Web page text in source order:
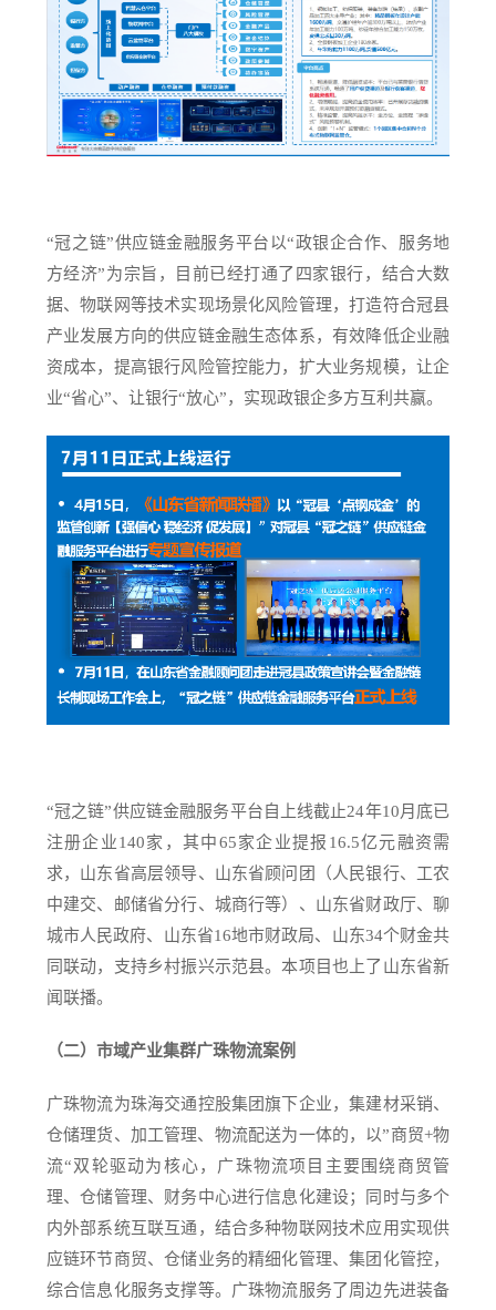
“冠之链”供应链金融服务平台以“政银企合作、服务地
方经济”为宗旨，目前已经打通了四家银行，结合大数
据、物联网等技术实现场景化风险管理，打造符合冠县
产业发展方向的供应链金融生态体系，有效降低企业融
资成本，提高银行风险管控能力，扩大业务规模，让企
业“省心”、让银行“放心”，实现政银企多方互利共赢。
“冠之链”供应链金融服务平台自上线截止24年10月底已
注册企业140家，其中65家企业提报16.5亿元融资需
求，山东省高层领导、山东省顾问团（人民银行、工农
中建交、邮储省分行、城商行等）、山东省财政厅、聊
城市人民政府、山东省16地市财政局、山东34个财金共
同联动，支持乡村振兴示范县。本项目也上了山东省新
闻联播。
（二）市域产业集群广珠物流案例
广珠物流为珠海交通控股集团旗下企业，集建材采销、
仓储理货、加工管理、物流配送为一体的，以”商贸+物
流“双轮驱动为核心，广珠物流项目主要围绕商贸管
理、仓储管理、财务中心进行信息化建设；同时与多个
内外部系统互联互通，结合多种物联网技术应用实现供
应链环节商贸、仓储业务的精细化管理、集团化管控，
综合信息化服务支撑等。广珠物流服务了周边先进装备